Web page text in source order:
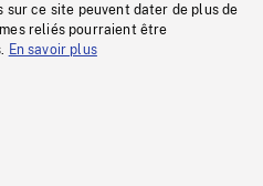
sur ce site peuvent dater de plus de
reliés pourraient être
En savoir plus